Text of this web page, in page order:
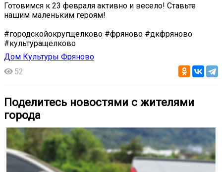
Готовимся к 23 февраля активно и весело! Ставьте
нашим маленьким героям!
#городскойокругщелково #фряново #дкфряново
#культуращелково
Дом Культуры Фряново
52
Поделитесь новостями с жителями
города